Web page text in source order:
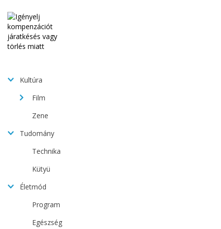
Kultúra
Film
Zene
Tudomány
Technika
Kütyü
Életmód
Program
Egészség